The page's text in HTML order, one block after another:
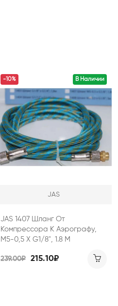
В Наличии
-10%
JAS
JAS 1407 Шланг От
Компрессора К Аэрографу,
M5-0,5 Х G1/8", 1.8 М
239.00₽ 215.10₽